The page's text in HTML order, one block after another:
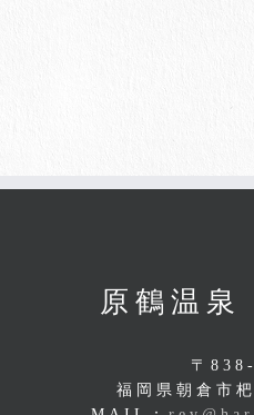
原鶴温泉
〒
福岡県朝倉市